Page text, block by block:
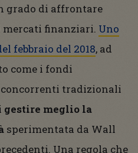
grado di affrontare
mercati finanziari. Uno
febbraio del 2018, ad
come i fondi
tradizionali
gestire meglio la
sperimentata da Wall
Una regola che